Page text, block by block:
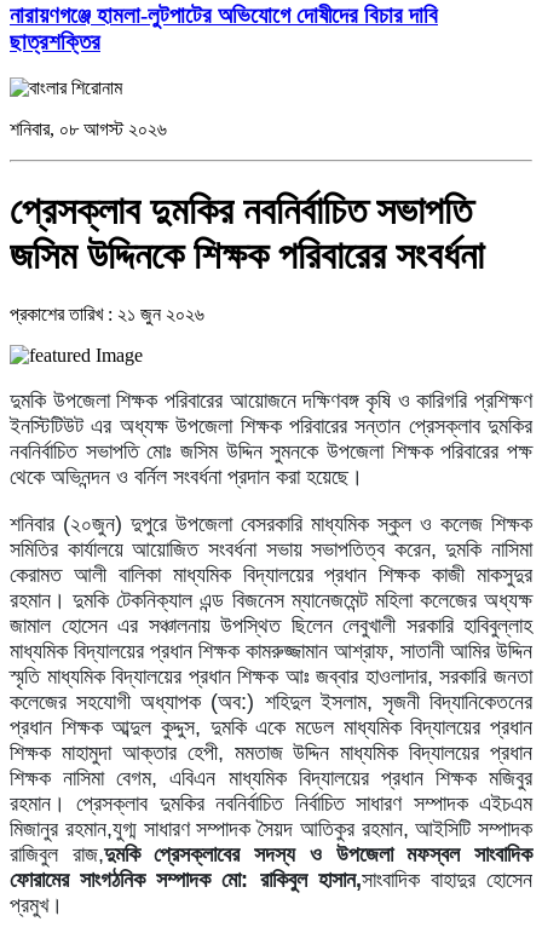
নারায়ণগঞ্জে হামলা-লুটপাটের অভিযোগে দোষীদের বিচার দাবি
ছাত্রশক্তির
শনিবার, ০৮ আগস্ট ২০২৬
প্রেসক্লাব দুমকির নবনির্বাচিত সভাপতি
জসিম উদ্দিনকে শিক্ষক পরিবারের সংবর্ধনা
প্রকাশের তারিখ : ২১ জুন ২০২৬
দুমকি উপজেলা শিক্ষক পরিবারের আয়োজনে দক্ষিণবঙ্গ কৃষি ও কারিগরি প্রশিক্ষণ
ইনস্টিটিউট এর অধ্যক্ষ উপজেলা শিক্ষক পরিবারের সন্তান প্রেসক্লাব দুমকির
নবনির্বাচিত সভাপতি মোঃ জসিম উদ্দিন সুমনকে উপজেলা শিক্ষক পরিবারের পক্ষ
থেকে অভিনন্দন ও বর্নিল সংবর্ধনা প্রদান করা হয়েছে।
শনিবার (২০জুন) দুপুরে উপজেলা বেসরকারি মাধ্যমিক স্কুল ও কলেজ শিক্ষক
সমিতির কার্যালয়ে আয়োজিত সংবর্ধনা সভায় সভাপতিত্ব করেন, দুমকি নাসিমা
কেরামত আলী বালিকা মাধ্যমিক বিদ্যালয়ের প্রধান শিক্ষক কাজী মাকসুদুর
রহমান। দুমকি টেকনিক্যাল এন্ড বিজনেস ম্যানেজমেন্ট মহিলা কলেজের অধ্যক্ষ
জামাল হোসেন এর সঞ্চালনায় উপস্থিত ছিলেন লেবুখালী সরকারি হাবিবুল্লাহ
মাধ্যমিক বিদ্যালয়ের প্রধান শিক্ষক কামরুজ্জামান আশ্রাফ, সাতানী আমির উদ্দিন
স্মৃতি মাধ্যমিক বিদ্যালয়ের প্রধান শিক্ষক আঃ জব্বার হাওলাদার, সরকারি জনতা
কলেজের সহযোগী অধ্যাপক (অব:) শহিদুল ইসলাম, সৃজনী বিদ্যানিকেতনের
প্রধান শিক্ষক আব্দুল কুদ্দুস, দুমকি একে মডেল মাধ্যমিক বিদ্যালয়ের প্রধান
শিক্ষক মাহামুদা আক্তার হেপী, মমতাজ উদ্দিন মাধ্যমিক বিদ্যালয়ের প্রধান
শিক্ষক নাসিমা বেগম, এবিএন মাধ্যমিক বিদ্যালয়ের প্রধান শিক্ষক মজিবুর
রহমান। প্রেসক্লাব দুমকির নবনির্বাচিত নির্বাচিত সাধারণ সম্পাদক এইচএম
মিজানুর রহমান,যুগ্ম সাধারণ সম্পাদক সৈয়দ আতিকুর রহমান, আইসিটি সম্পাদক
রাজিবুল রাজ,দুমকি প্রেসক্লাবের সদস্য ও উপজেলা মফস্বল সাংবাদিক
ফোরামের সাংগঠনিক সম্পাদক মো: রাকিবুল হাসান,সাংবাদিক বাহাদুর হোসেন
প্রমুখ।